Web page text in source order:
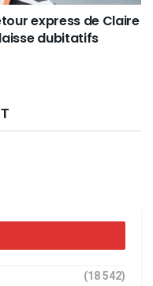
express de Claire
dubitatifs
(18 542)